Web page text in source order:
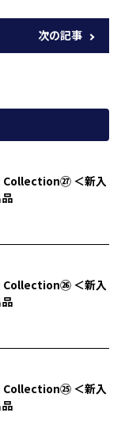
次の記事
㉗ ＜新入
㉖ ＜新入
㉕ ＜新入